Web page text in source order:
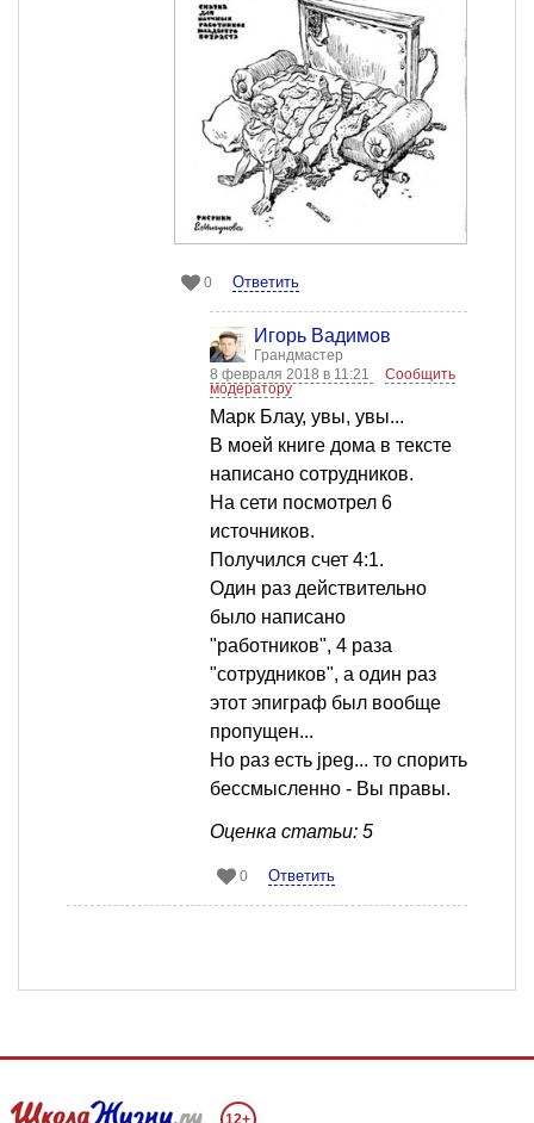
0 Ответить
Игорь Вадимов
Грандмастер
8 февраля 2018 в 11:21
Сообщить
модератору
Марк Блау, увы, увы...
В моей книге дома в тексте
написано сотрудников.
На сети посмотрел 6
источников.
Получился счет 4:1.
Один раз действительно
было написано
"работников", 4 раза
"сотрудников", а один раз
этот эпиграф был вообще
пропущен...
Но раз есть jpeg... то спорить
бессмысленно - Вы правы.
Оценка статьи: 5
0 Ответить